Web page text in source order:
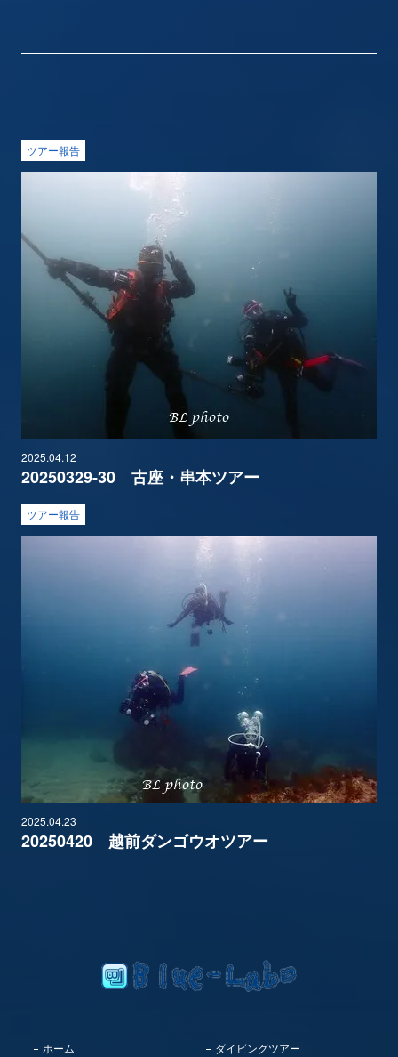
ツアー報告
2025.04.12
20250329-30 古座・串本ツアー
ツアー報告
2025.04.23
20250420 越前ダンゴウオツアー
ホーム
ダイビングツアー